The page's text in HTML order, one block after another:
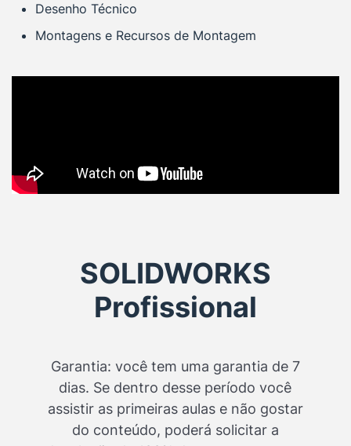
Desenho Técnico
Montagens e Recursos de Montagem
SOLIDWORKS
Profissional
Garantia: você tem uma garantia de 7
dias. Se dentro desse período você
assistir as primeiras aulas e não gostar
do conteúdo, poderá solicitar a